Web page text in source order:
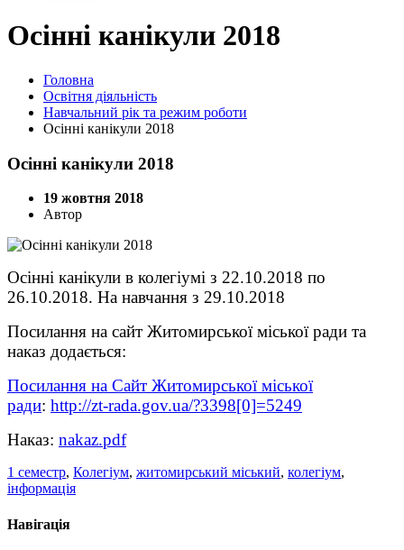
Осінні канікули 2018
Головна
Освітня діяльність
Навчальний рік та режим роботи
Осінні канікули 2018
Осінні канікули 2018
19 жовтня 2018
Автор
Осінні канікули в колегіумі з 22.10.2018 по
26.10.2018. На навчання з 29.10.2018
Посилання на сайт Житомирської міської ради та
наказ додається:
Посилання на Сайт Житомирської міської
ради: http://zt-rada.gov.ua/?3398[0]=5249
Наказ: nakaz.pdf
1 семестр, Колегіум, житомирський міський, колегіум,
інформація
Навігація